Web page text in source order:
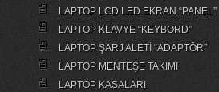
LAPTOP LCD LED EKRAN “PANEL”
LAPTOP KLAVYE “KEYBORD”
LAPTOP ŞARJ ALETİ “ADAPTÖR”
LAPTOP MENTEŞE TAKIMI
LAPTOP KASALARI